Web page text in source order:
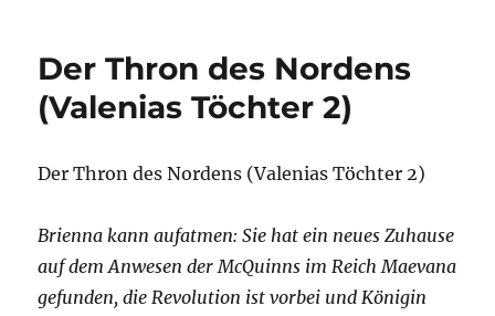
die
Zukunft…
Der Thron des Nordens
(Valenias Töchter 2)
Der Thron des Nor­dens (Vale­ni­as Töch­ter 2)
Bri­en­na kann auf­at­men: Sie hat ein neu­es Zuhau­se
auf dem Anwe­sen der McQuinns im Reich Mae­va­na
gefun­den, die Revo­lu­ti­on ist vor­bei und Köni­gin